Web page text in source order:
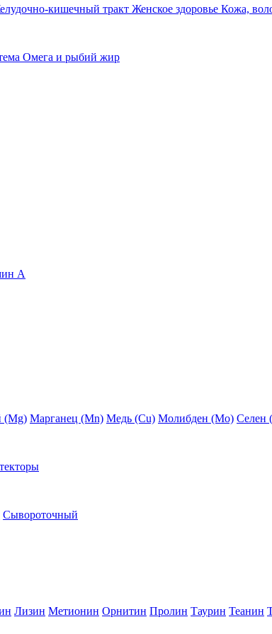
кишечный тракт Женское здоровье Кожа,
Омега и рыбий жир
А
(Mg) Марганец (Mn) Медь (Сu) Молибден (Мо) Селен
Сывороточный
Лизин Метионин Орнитин Пролин Таурин Теанин